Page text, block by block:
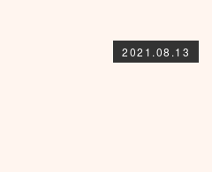
2021.08.13